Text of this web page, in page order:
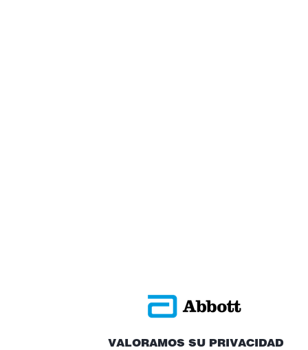
VALORAMOS SU PRIVACIDAD